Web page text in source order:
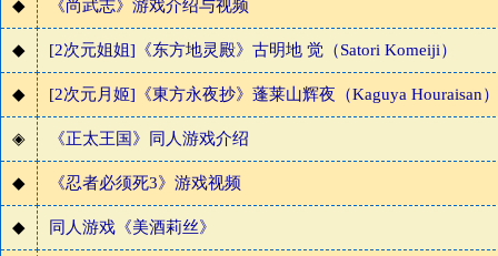
◆ 《尚武志》游戏介绍与视频
◆ [2次元姐姐]《东方地灵殿》古明地 觉（Satori Komeiji）
◆ [2次元月姬]《東方永夜抄》蓬莱山辉夜（Kaguya Houraisan）
◈ 《正太王国》同人游戏介绍
◆ 《忍者必须死3》游戏视频
◆ 同人游戏《美酒莉丝》